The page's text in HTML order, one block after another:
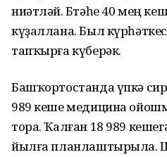
ниәтләй. Бөтәһе 40 мең
күҙаллана. Был
тапҡырға күберәк.
Башҡортостанда үпкә
989 кеше медицина
тора. Ҡалған 18 989
йылға планлаштырыла.